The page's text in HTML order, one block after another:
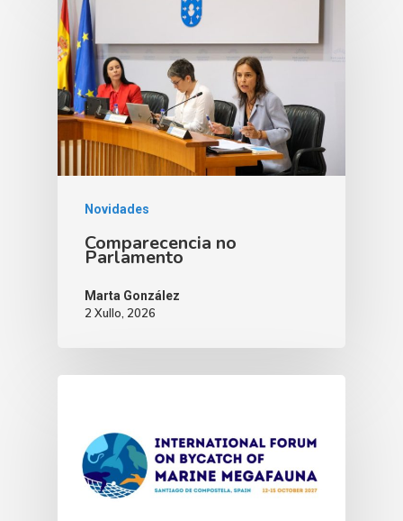
Novidades
Comparecencia no
Parlamento
Marta González
2 Xullo, 2026